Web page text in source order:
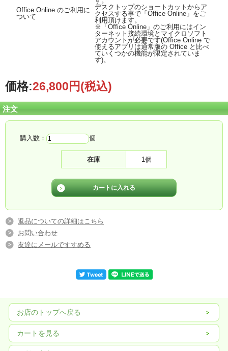
Office Online のご利用に
ついて
デスクトップのショートカットからア
クセスする事で「Office Online」をご
利用頂けます。
※「Office Online」のご利用にはイン
ターネット接続環境とマイクロソフト
アカウントが必要です(Office Online で
使えるアプリは通常版の Office と比べ
ていくつかの機能が限定されていま
す)。
価格:26,800円(税込)
注文
購入数： 個
在庫 1個
返品についての詳細はこちら
お問い合わせ
友達にメールですすめる
お店のトップへ戻る
カートを見る